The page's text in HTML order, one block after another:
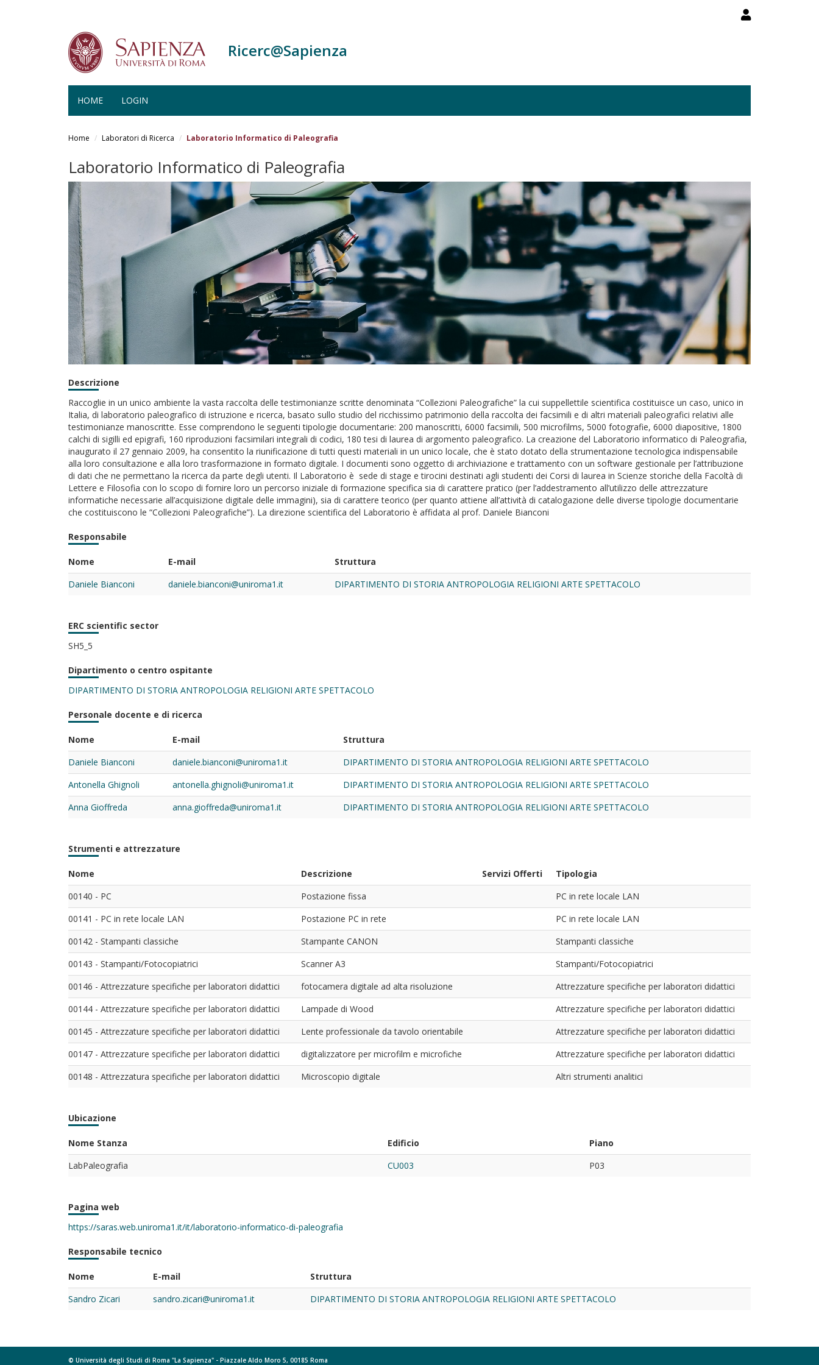
Ricerc@Sapienza
HOME LOGIN
Home Laboratori di Ricerca Laboratorio Informatico di Paleografia
Laboratorio Informatico di Paleografia
Descrizione
Raccoglie in un unico ambiente la vasta raccolta delle testimonianze scritte denominata “Collezioni Paleografiche” la cui suppellettile scientifica costituisce un caso, unico in
Italia, di laboratorio paleografico di istruzione e ricerca, basato sullo studio del ricchissimo patrimonio della raccolta dei facsimili e di altri materiali paleografici relativi alle
testimonianze manoscritte. Esse comprendono le seguenti tipologie documentarie: 200 manoscritti, 6000 facsimili, 500 microfilms, 5000 fotografie, 6000 diapositive, 1800
calchi di sigilli ed epigrafi, 160 riproduzioni facsimilari integrali di codici, 180 tesi di laurea di argomento paleografico. La creazione del Laboratorio informatico di Paleografia,
inaugurato il 27 gennaio 2009, ha consentito la riunificazione di tutti questi materiali in un unico locale, che è stato dotato della strumentazione tecnologica indispensabile
alla loro consultazione e alla loro trasformazione in formato digitale. I documenti sono oggetto di archiviazione e trattamento con un software gestionale per l’attribuzione
di dati che ne permettano la ricerca da parte degli utenti. Il Laboratorio è sede di stage e tirocini destinati agli studenti dei Corsi di laurea in Scienze storiche della Facoltà di
Lettere e Filosofia con lo scopo di fornire loro un percorso iniziale di formazione specifica sia di carattere pratico (per l’addestramento all’utilizzo delle attrezzature
informatiche necessarie all’acquisizione digitale delle immagini), sia di carattere teorico (per quanto attiene all’attività di catalogazione delle diverse tipologie documentarie
che costituiscono le “Collezioni Paleografiche”). La direzione scientifica del Laboratorio è affidata al prof. Daniele Bianconi
Responsabile
Nome E-mail
Struttura
Daniele Bianconi
daniele.bianconi@uniroma1.it DIPARTIMENTO DI STORIA ANTROPOLOGIA RELIGIONI ARTE SPETTACOLO
ERC scientific sector
SH5_5
Dipartimento o centro ospitante
DIPARTIMENTO DI STORIA ANTROPOLOGIA RELIGIONI ARTE SPETTACOLO
Personale docente e di ricerca
Nome E-mail
Struttura
Daniele Bianconi
daniele.bianconi@uniroma1.it
DIPARTIMENTO DI STORIA ANTROPOLOGIA RELIGIONI ARTE SPETTACOLO
Antonella Ghignoli
antonella.ghignoli@uniroma1.it
DIPARTIMENTO DI STORIA ANTROPOLOGIA RELIGIONI ARTE SPETTACOLO
Anna Gioffreda
anna.gioffreda@uniroma1.it DIPARTIMENTO DI STORIA ANTROPOLOGIA RELIGIONI ARTE SPETTACOLO
Strumenti e attrezzature
Nome Descrizione Servizi Offerti
Tipologia
00140 - PC
Postazione fissa
PC in rete locale LAN
00141 - PC in rete locale LAN
Postazione PC in rete
PC in rete locale LAN
00142 - Stampanti classiche
Stampante CANON
Stampanti classiche
00143 - Stampanti/Fotocopiatrici
Scanner A3
Stampanti/Fotocopiatrici
00146 - Attrezzature specifiche per laboratori didattici
fotocamera digitale ad alta risoluzione
Attrezzature specifiche per laboratori didattici
00144 - Attrezzature specifiche per laboratori didattici
Lampade di Wood
Attrezzature specifiche per laboratori didattici
00145 - Attrezzature specifiche per laboratori didattici
Lente professionale da tavolo orientabile
Attrezzature specifiche per laboratori didattici
00147 - Attrezzature specifiche per laboratori didattici
digitalizzatore per microfilm e microfiche
Attrezzature specifiche per laboratori didattici
00148 - Attrezzatura specifiche per laboratori didattici
Microscopio digitale Altri strumenti analitici
Ubicazione
Nome Stanza Edificio
Piano
LabPaleografia
CU003 P03
Pagina web
https://saras.web.uniroma1.it/it/laboratorio-informatico-di-paleografia
Responsabile tecnico
Nome E-mail
Struttura
Sandro Zicari
sandro.zicari@uniroma1.it DIPARTIMENTO DI STORIA ANTROPOLOGIA RELIGIONI ARTE SPETTACOLO
© Università degli Studi di Roma "La Sapienza" - Piazzale Aldo Moro 5, 00185 Roma